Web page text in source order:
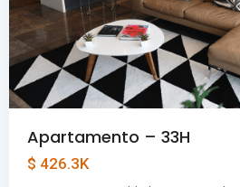
Apartamento – 33H
$ 426.3K